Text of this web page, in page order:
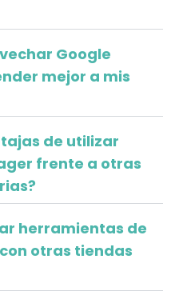
Google
mejor a mis
de utilizar
frente a otras
herramientas de
otras tiendas